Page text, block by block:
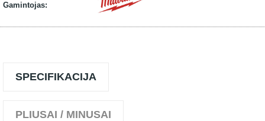
Gamintojas:
SPECIFIKACIJA
PLIUSAI / MINUSAI